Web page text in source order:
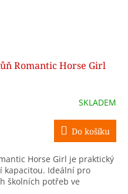
Romantic Horse Girl
SKLADEM
Do košíku
Horse Girl je praktický
kapacitou. Ideální pro
školních potřeb ve